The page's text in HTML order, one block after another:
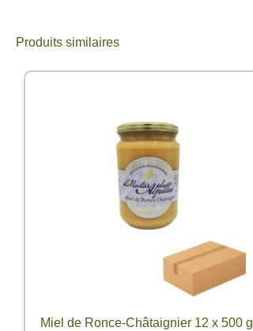
Produits similaires
Miel de Ronce-Châtaignier 12 x 500 g